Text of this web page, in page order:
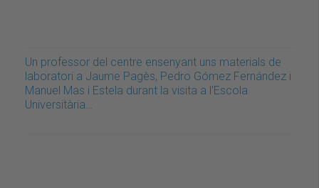
Un professor del centre ensenyant uns materials de
laboratori a Jaume Pagès, Pedro Gómez Fernández i
Manuel Mas i Estela durant la visita a l'Escola
Universitària…